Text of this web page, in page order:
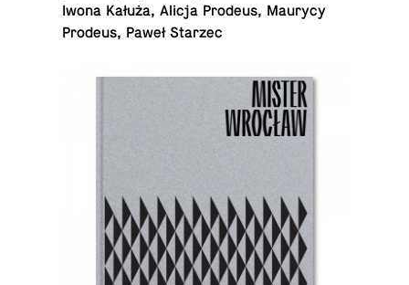
Iwona Kałuża, Alicja Prodeus, Maurycy
Prodeus, Paweł Starzec